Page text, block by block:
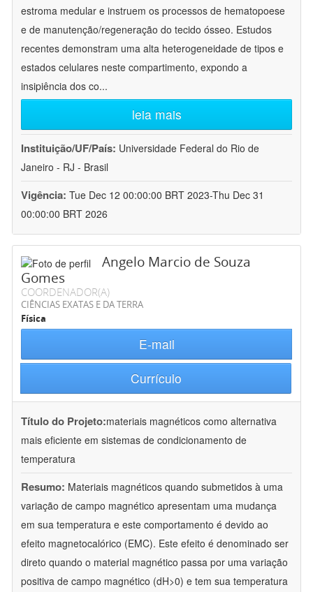
estroma medular e instruem os processos de hematopoese
e de manutenção/regeneração do tecido ósseo. Estudos
recentes demonstram uma alta heterogeneidade de tipos e
estados celulares neste compartimento, expondo a
insipiência dos co...
leia mais
Instituição/UF/País: Universidade Federal do Rio de
Janeiro - RJ - Brasil
Vigência: Tue Dec 12 00:00:00 BRT 2023-Thu Dec 31
00:00:00 BRT 2026
Angelo Marcio de Souza
Gomes
COORDENADOR(A)
CIÊNCIAS EXATAS E DA TERRA
Física
E-mail
Currículo
Título do Projeto:materiais magnéticos como alternativa
mais eficiente em sistemas de condicionamento de
temperatura
Resumo: Materiais magnéticos quando submetidos à uma
variação de campo magnético apresentam uma mudança
em sua temperatura e este comportamento é devido ao
efeito magnetocalórico (EMC). Este efeito é denominado ser
direto quando o material magnético passa por uma variação
positiva de campo magnético (dH>0) e tem sua temperatura